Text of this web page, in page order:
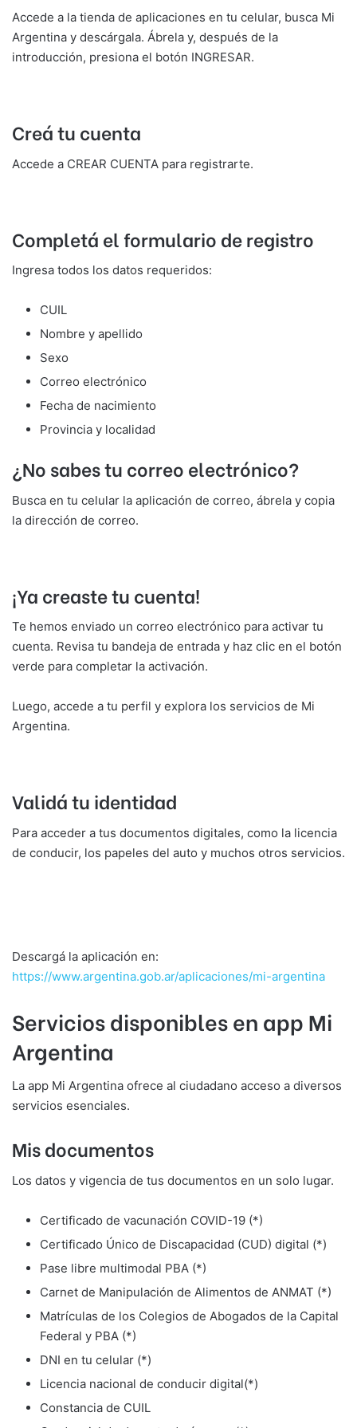
Accede a la tienda de aplicaciones en tu celular, busca Mi
Argentina y descárgala. Ábrela y, después de la
introducción, presiona el botón INGRESAR.
Creá tu cuenta
Accede a CREAR CUENTA para registrarte.
Completá el formulario de registro
Ingresa todos los datos requeridos:
CUIL
Nombre y apellido
Sexo
Correo electrónico
Fecha de nacimiento
Provincia y localidad
¿No sabes tu correo electrónico?
Busca en tu celular la aplicación de correo, ábrela y copia
la dirección de correo.
¡Ya creaste tu cuenta!
Te hemos enviado un correo electrónico para activar tu
cuenta. Revisa tu bandeja de entrada y haz clic en el botón
verde para completar la activación.
Luego, accede a tu perfil y explora los servicios de Mi
Argentina.
Validá tu identidad
Para acceder a tus documentos digitales, como la licencia
de conducir, los papeles del auto y muchos otros servicios.
Descargá la aplicación en:
https://www.argentina.gob.ar/aplicaciones/mi-argentina
Servicios disponibles en app Mi
Argentina
La app Mi Argentina ofrece al ciudadano acceso a diversos
servicios esenciales.
Mis documentos
Los datos y vigencia de tus documentos en un solo lugar.
Certificado de vacunación COVID-19 (*)
Certificado Único de Discapacidad (CUD) digital (*)
Pase libre multimodal PBA (*)
Carnet de Manipulación de Alimentos de ANMAT (*)
Matrículas de los Colegios de Abogados de la Capital
Federal y PBA (*)
DNI en tu celular (*)
Licencia nacional de conducir digital(*)
Constancia de CUIL